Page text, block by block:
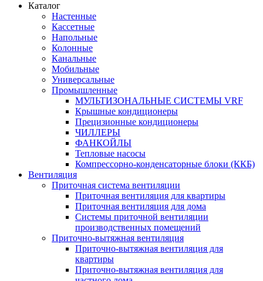
Каталог
Настенные
Кассетные
Напольные
Колонные
Канальные
Мобильные
Универсальные
Промышленные
МУЛЬТИЗОНАЛЬНЫЕ СИСТЕМЫ VRF
Крышные кондиционеры
Прецизионные кондиционеры
ЧИЛЛЕРЫ
ФАНКОЙЛЫ
Тепловые насосы
Компрессорно-конденсаторные блоки (ККБ)
Вентиляция
Приточная система вентиляции
Приточная вентиляция для квартиры
Приточная вентиляция для дома
Системы приточной вентиляции
производственных помещений
Приточно-вытяжная вентиляция
Приточно-вытяжная вентиляция для
квартиры
Приточно-вытяжная вентиляция для